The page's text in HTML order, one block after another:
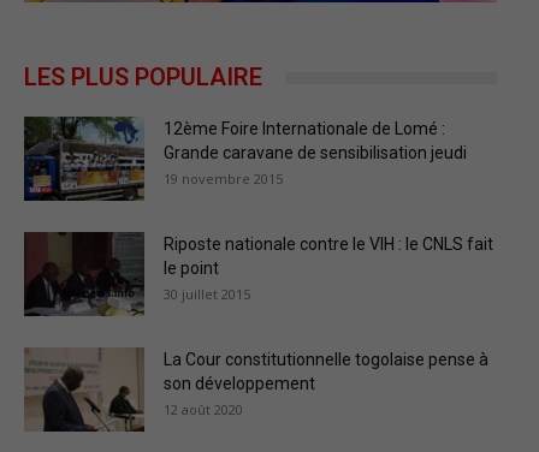
LES PLUS POPULAIRE
12ème Foire Internationale de Lomé :
Grande caravane de sensibilisation jeudi
19 novembre 2015
Riposte nationale contre le VIH : le CNLS fait
le point
30 juillet 2015
La Cour constitutionnelle togolaise pense à
son développement
12 août 2020